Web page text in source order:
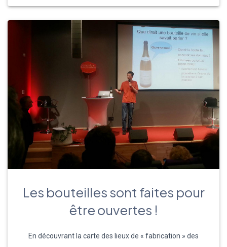
Les bouteilles sont faites pour
être ouvertes !
En découvrant la carte des lieux de « fabrication » des